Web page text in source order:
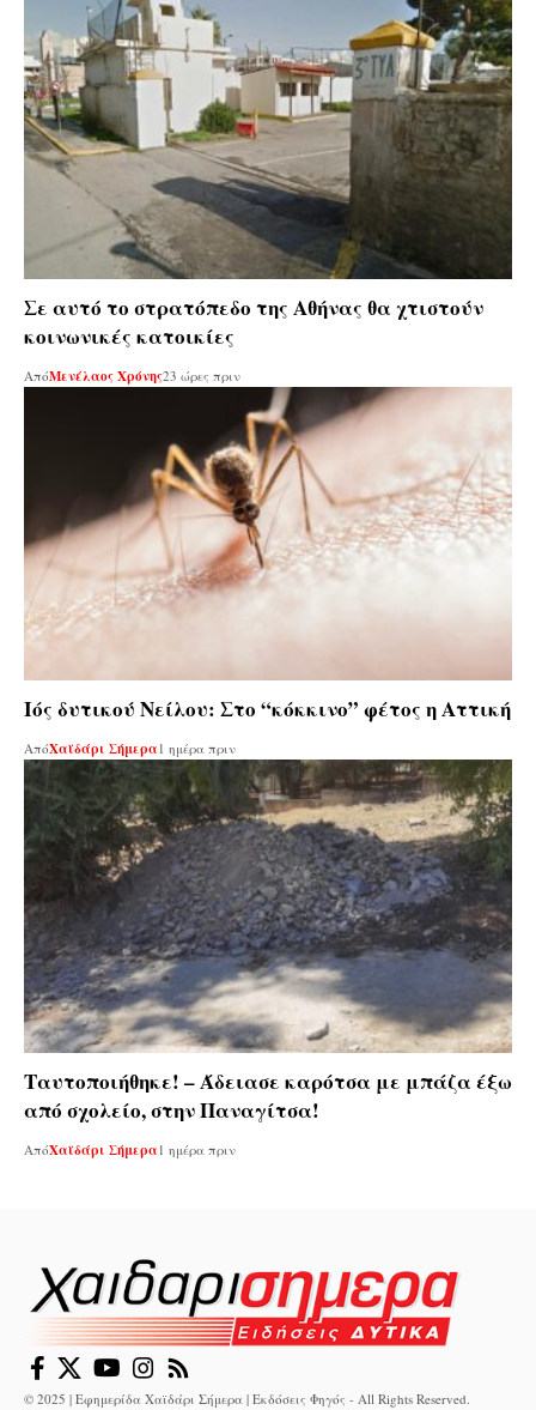
Σε αυτό το στρατόπεδο της Αθήνας θα χτιστούν
κοινωνικές κατοικίες
ΑπόΜενέλαος Χρόνης23 ώρες πριν
Ιός δυτικού Νείλου: Στο “κόκκινο” φέτος η Αττική
ΑπόΧαϊδάρι Σήμερα 1 ημέρα πριν
Ταυτοποιήθηκε! – Άδειασε καρότσα με μπάζα έξω
από σχολείο, στην Παναγίτσα!
ΑπόΧαϊδάρι Σήμερα 1 ημέρα πριν
© 2025 | Εφημερίδα Χαϊδάρι Σήμερα | Εκδόσεις Φηγός - All Rights Reserved.